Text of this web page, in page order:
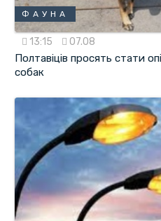
ФАУНА
13:15 07.08
Полтавіців просять стати
собак